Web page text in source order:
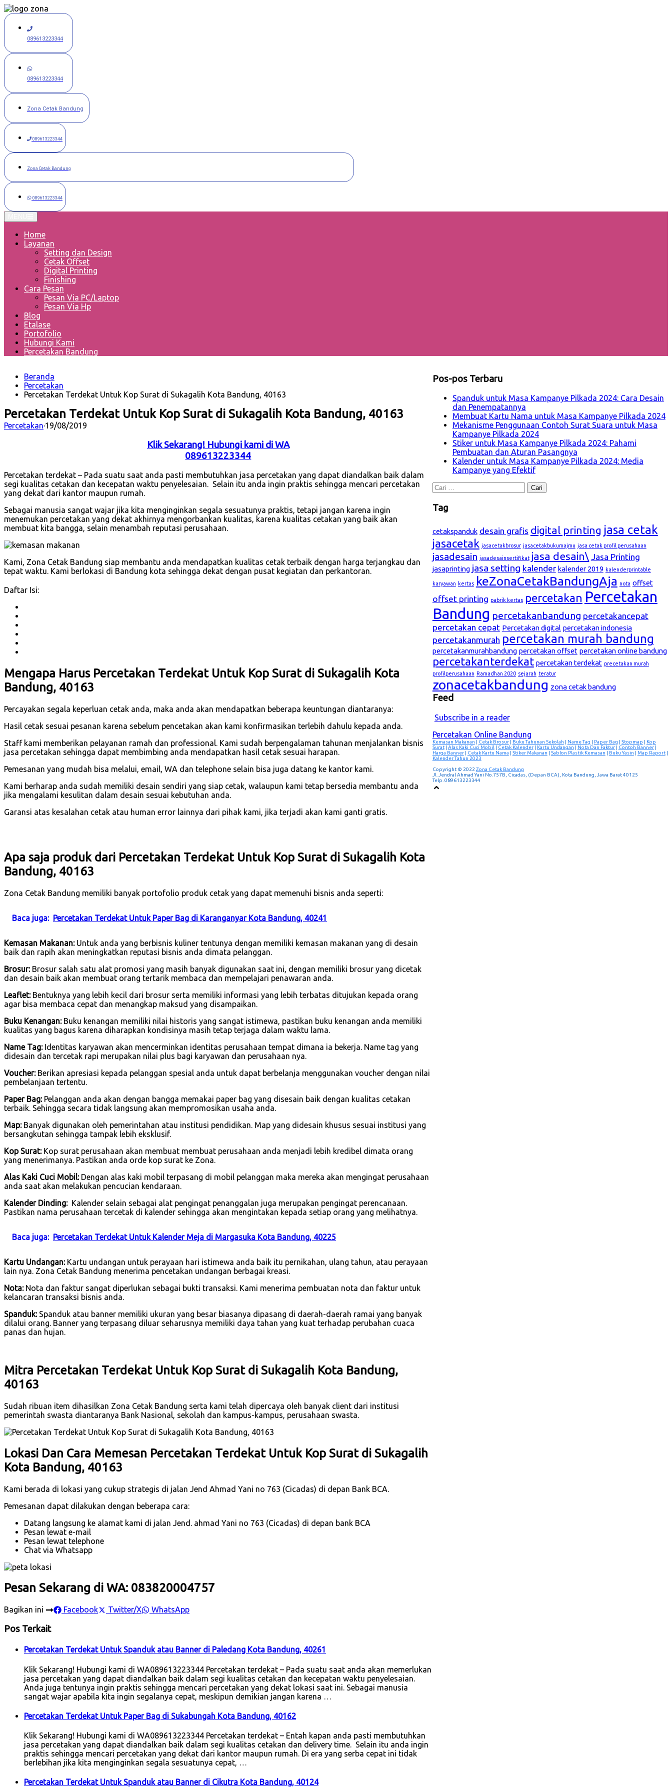
Langsung
ke
konten
089613223344
089613223344
Zona Cetak Bandung
089613223344
Zona Cetak Bandung
089613223344
Home
Layanan
Setting dan Design
Cetak Offset
Digital Printing
Finishing
Cara Pesan
Pesan Via PC/Laptop
Pesan Via Hp
Blog
Etalase
Portofolio
Hubungi Kami
Percetakan Bandung
Beranda
Percetakan
Percetakan Terdekat Untuk Kop Surat di Sukagalih Kota Bandung, 40163
Percetakan Terdekat Untuk Kop Surat di Sukagalih Kota Bandung, 40163
Percetakan·19/08/2019
Klik Sekarang! Hubungi kami di WA
089613223344
Percetakan terdekat – Pada suatu saat anda pasti membutuhkan jasa percetakan yang dapat diandalkan baik dalam
segi kualitas cetakan dan kecepatan waktu penyelesaian. Selain itu anda ingin praktis sehingga mencari percetakan
yang dekat dari kantor maupun rumah.
Sebagai manusia sangat wajar jika kita menginginkan segala sesuatunya praktis, tetapi jangan karena ingin
menemukan percetakan yang dekat akhirnya mengorbankan kualitas, karena kualitas cetakan yang baik akan
membuat kita bangga, selain menambah reputasi perusahaan.
Kami, Zona Cetak Bandung siap membantu anda mendapatkan kualitas cetak terbaik dengan harga terjangkau dan
tepat waktu. Kami berlokasi di Bandung kota sehingga dekat dengan pusat kegiatan dan perkantoran.
Daftar Isi:
Mengapa Harus Percetakan Terdekat Untuk Kop Surat di Sukagalih Kota
Bandung, 40163
Percayakan segala keperluan cetak anda, maka anda akan mendapatkan beberapa keuntungan diantaranya:
Hasil cetak sesuai pesanan karena sebelum pencetakan akan kami konfirmasikan terlebih dahulu kepada anda.
Staff kami memberikan pelayanan ramah dan professional. Kami sudah berpengalaman tahunan menjalankan bisnis
jasa percetakan sehingga dapat membimbing anda mendapatkan hasil cetak sesuai harapan.
Pemesanan yang mudah bisa melalui, email, WA dan telephone selain bisa juga datang ke kantor kami.
Kami berharap anda sudah memiliki desain sendiri yang siap cetak, walaupun kami tetap bersedia membantu anda
jika mengalami kesulitan dalam desain sesuai kebutuhan anda.
Garansi atas kesalahan cetak atau human error lainnya dari pihak kami, jika terjadi akan kami ganti gratis.
Apa saja produk dari Percetakan Terdekat Untuk Kop Surat di Sukagalih Kota
Bandung, 40163
Zona Cetak Bandung memiliki banyak portofolio produk cetak yang dapat memenuhi bisnis anda seperti:
Baca juga: Percetakan Terdekat Untuk Paper Bag di Karanganyar Kota Bandung, 40241
Kemasan Makanan:Untuk anda yang berbisnis kuliner tentunya dengan memiliki kemasan makanan yang di desain
baik dan rapih akan meningkatkan reputasi bisnis anda dimata pelanggan.
Brosur:Brosur salah satu alat promosi yang masih banyak digunakan saat ini, dengan memiliki brosur yang dicetak
dan desain baik akan membuat orang tertarik membaca dan mempelajari penawaran anda.
Leaflet:Bentuknya yang lebih kecil dari brosur serta memiliki informasi yang lebih terbatas ditujukan kepada orang
agar bisa membaca cepat dan menangkap maksud yang disampaikan.
Buku Kenangan:Buku kenangan memiliki nilai historis yang sangat istimewa, pastikan buku kenangan anda memiliki
kualitas yang bagus karena diharapkan kondisinya masih tetap terjaga dalam waktu lama.
Name Tag:Identitas karyawan akan mencerminkan identitas perusahaan tempat dimana ia bekerja. Name tag yang
didesain dan tercetak rapi merupakan nilai plus bagi karyawan dan perusahaan nya.
Voucher:Berikan apresiasi kepada pelanggan spesial anda untuk dapat berbelanja menggunakan voucher dengan nilai
pembelanjaan tertentu.
Paper Bag:Pelanggan anda akan dengan bangga memakai paper bag yang disesain baik dengan kualitas cetakan
terbaik. Sehingga secara tidak langsung akan mempromosikan usaha anda.
Map:Banyak digunakan oleh pemerintahan atau institusi pendidikan. Map yang didesain khusus sesuai institusi yang
bersangkutan sehingga tampak lebih eksklusif.
Kop Surat:Kop surat perusahaan akan membuat membuat perusahaan anda menjadi lebih kredibel dimata orang
yang menerimanya. Pastikan anda orde kop surat ke Zona.
Alas Kaki Cuci Mobil:Dengan alas kaki mobil terpasang di mobil pelanggan maka mereka akan mengingat perusahaan
anda saat akan melakukan pencucian kendaraan.
Kalender Dinding:Kalender selain sebagai alat pengingat penanggalan juga merupakan pengingat perencanaan.
Pastikan nama perusahaan tercetak di kalender sehingga akan mengintakan kepada setiap orang yang melihatnya.
Baca juga: Percetakan Terdekat Untuk Kalender Meja di Margasuka Kota Bandung, 40225
Kartu Undangan:Kartu undangan untuk perayaan hari istimewa anda baik itu pernikahan, ulang tahun, atau perayaan
lain nya. Zona Cetak Bandung menerima pencetakan undangan berbagai kreasi.
Nota:Nota dan faktur sangat diperlukan sebagai bukti transaksi. Kami menerima pembuatan nota dan faktur untuk
kelancaran transaksi bisnis anda.
Spanduk:Spanduk atau banner memiliki ukuran yang besar biasanya dipasang di daerah-daerah ramai yang banyak
dilalui orang. Banner yang terpasang diluar seharusnya memiliki daya tahan yang kuat terhadap perubahan cuaca
panas dan hujan.
Mitra Percetakan Terdekat Untuk Kop Surat di Sukagalih Kota Bandung,
40163
Sudah ribuan item dihasilkan Zona Cetak Bandung serta kami telah dipercaya oleh banyak client dari institusi
pemerintah swasta diantaranya Bank Nasional, sekolah dan kampus-kampus, perusahaan swasta.
Lokasi Dan Cara Memesan Percetakan Terdekat Untuk Kop Surat di Sukagalih
Kota Bandung, 40163
Kami berada di lokasi yang cukup strategis di jalan Jend Ahmad Yani no 763 (Cicadas) di depan Bank BCA.
Pemesanan dapat dilakukan dengan beberapa cara:
Datang langsung ke alamat kami di jalan Jend. ahmad Yani no 763 (Cicadas) di depan bank BCA
Pesan lewat e-mail
Pesan lewat telephone
Chat via Whatsapp
Pesan Sekarang di WA: 083820004757
Bagikan ini Facebook Twitter/X WhatsApp
Pos Terkait
Percetakan Terdekat Untuk Spanduk atau Banner di Paledang Kota Bandung, 40261
Klik Sekarang! Hubungi kami di WA089613223344 Percetakan terdekat – Pada suatu saat anda akan memerlukan
jasa percetakan yang dapat diandalkan baik dalam segi kualitas cetakan dan kecepatan waktu penyelesaian.
Anda juga tentunya ingin praktis sehingga mencari percetakan yang dekat lokasi saat ini. Sebagai manusia
sangat wajar apabila kita ingin segalanya cepat, meskipun demikian jangan karena …
Percetakan Terdekat Untuk Paper Bag di Sukabungah Kota Bandung, 40162
Klik Sekarang! Hubungi kami di WA089613223344 Percetakan terdekat – Entah kapan anda pasti membutuhkan
jasa percetakan yang dapat diandalkan baik dalam segi kualitas cetakan dan delivery time. Selain itu anda ingin
praktis sehingga mencari percetakan yang dekat dari kantor maupun rumah. Di era yang serba cepat ini tidak
berlebihan jika kita menginginkan segala sesuatunya cepat, …
Percetakan Terdekat Untuk Spanduk atau Banner di Cikutra Kota Bandung, 40124
Pos-pos Terbaru
Spanduk untuk Masa Kampanye Pilkada 2024: Cara Desain
dan Penempatannya
Membuat Kartu Nama untuk Masa Kampanye Pilkada 2024
Mekanisme Penggunaan Contoh Surat Suara untuk Masa
Kampanye Pilkada 2024
Stiker untuk Masa Kampanye Pilkada 2024: Pahami
Pembuatan dan Aturan Pasangnya
Kalender untuk Masa Kampanye Pilkada 2024: Media
Kampanye yang Efektif
Cari
untuk:
Tag
cetakspanduk desain grafis digital printing jasa cetak
jasacetak jasacetakbrosur jasacetakbukumajmu jasa cetak profil perusahaan
jasadesain jasadesainsertifikat jasa desain\ Jasa Printing
jasaprinting jasa setting kalender kalender 2019 kalenderprintable
karyawan kertas keZonaCetakBandungAja nota offset
offset printing pabrik kertas percetakan Percetakan
Bandung percetakanbandung percetakancepat
percetakan cepat Percetakan digital percetakan indonesia
percetakanmurah percetakan murah bandung
percetakanmurahbandung percetakan offset percetakan online bandung
percetakanterdekat percetakan terdekat precetakan murah
profilperusahaan Ramadhan 2020 sejarah teratur
zonacetakbandung zona cetak bandung
Feed
Subscribe in a reader
Percetakan Online Bandung
Kemasan Makanan | Cetak Brosur| Buku Tahunan Sekolah | Name Tag | Paper Bag | Stopmap | Kop
Surat| Alas Kaki Cuci Mobil | Cetak Kalender| Kartu Undangan | Nota Dan Faktur| Contoh Banner|
Harga Banner| Cetak Kartu Nama | Stiker Makanan | Sablon Plastik Kemasan | Buku Yasin | Map Raport|
Kalender Tahun 2023
Copyright © 2022 Zona Cetak Bandung
Jl. Jendral Ahmad Yani No.757B, Cicadas, (Depan BCA), Kota Bandung, Jawa Barat 40125
Telp. 089613223344